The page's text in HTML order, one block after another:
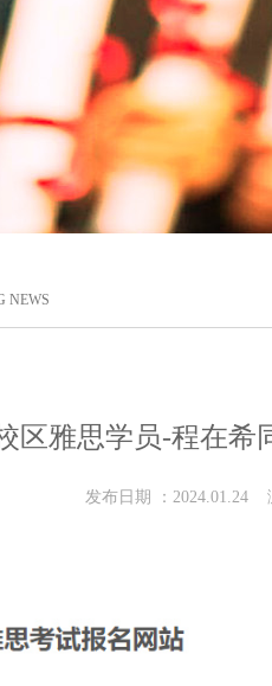
NEWS
区雅思学员-程在
发布日期 ：2024.01.24